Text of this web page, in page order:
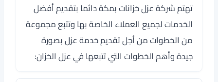
تهتمشركة عزل خزانات بمكةدائما بتقديم أفضل
الخدمات لجميع العملاء الخاصة بها وتتبع مجموعة
من الخطوات من أجل تقديم خدمة عزل بصورة
جيدة وأهم الخطوات التي تتبعها في عزل الخزان: